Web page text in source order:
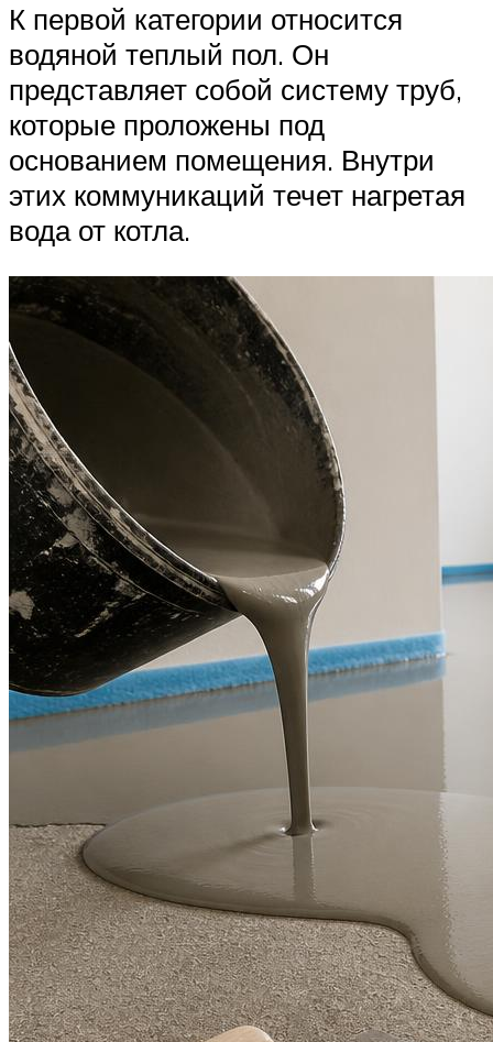
К первой категории относится
водяной теплый пол. Он
представляет собой систему труб,
которые проложены под
основанием помещения. Внутри
этих коммуникаций течет нагретая
вода от котла.